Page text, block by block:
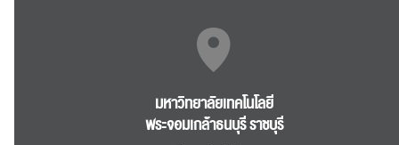
มหาวิทยาลัยเทคโนโลยี
พระจอมเกล้าธนบุรี ราชบุรี
ส่งข่าวประชาสัมพันธ์
ส่งข่าวประชาสัมพันธ์